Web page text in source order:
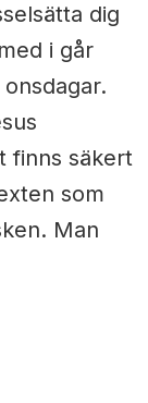
dig
i går
finns säkert
som
Man